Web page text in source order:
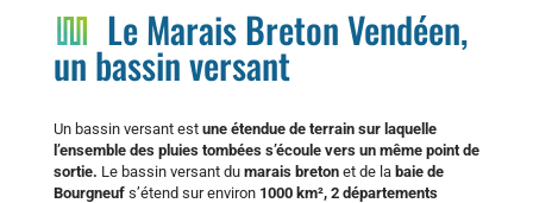
Le Marais Breton Vendéen,
un bassin versant
Un bassin versant est une étendue de terrain sur laquelle
l’ensemble des pluies tombées s’écoule vers un même point de
sortie. Le bassin versant du marais bretonet de la baie de
Bourgneufs’étend sur environ 1000 km², 2 départements